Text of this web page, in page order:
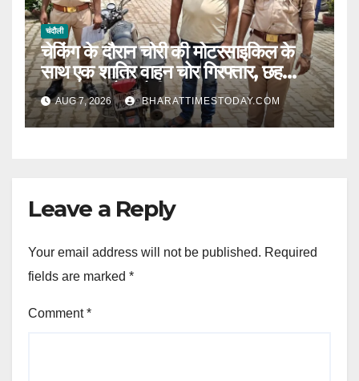
चंदौली
चेकिंग के दौरान चोरी की मोटरसाइकिल के
साथ एक शातिर वाहन चोर गिरफ्तार, छह
मुकदमों का है आरोपी l
AUG 7, 2026 BHARATTIMESTODAY.COM
Leave a Reply
Your email address will not be published. Required
fields are marked *
Comment*